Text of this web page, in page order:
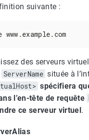
suivante :
www.example.com
des serveurs
ServerName située à
spécifiera
l’en-tête de requête
ce serveur virtuel .